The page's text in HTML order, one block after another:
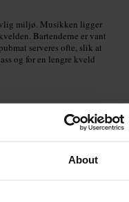
About
miljø. Musikken ligger
Bartenderne er vant
serveres ofte, slik at
og for en lengre kveld
om anbefaling hvis du er
vurder å kombinere